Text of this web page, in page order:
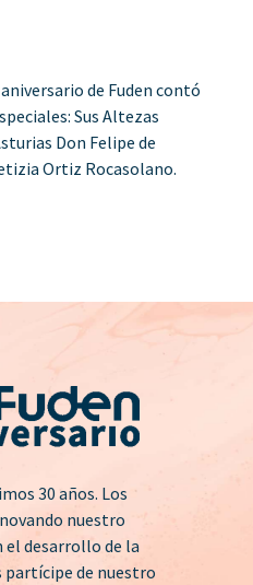
de Fuden contó
Sus Altezas
Don Felipe de
Ortiz Rocasolano.
30 años. Los
nuestro
desarrollo de la
de nuestro